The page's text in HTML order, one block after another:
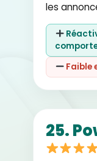
les
Faible
25.